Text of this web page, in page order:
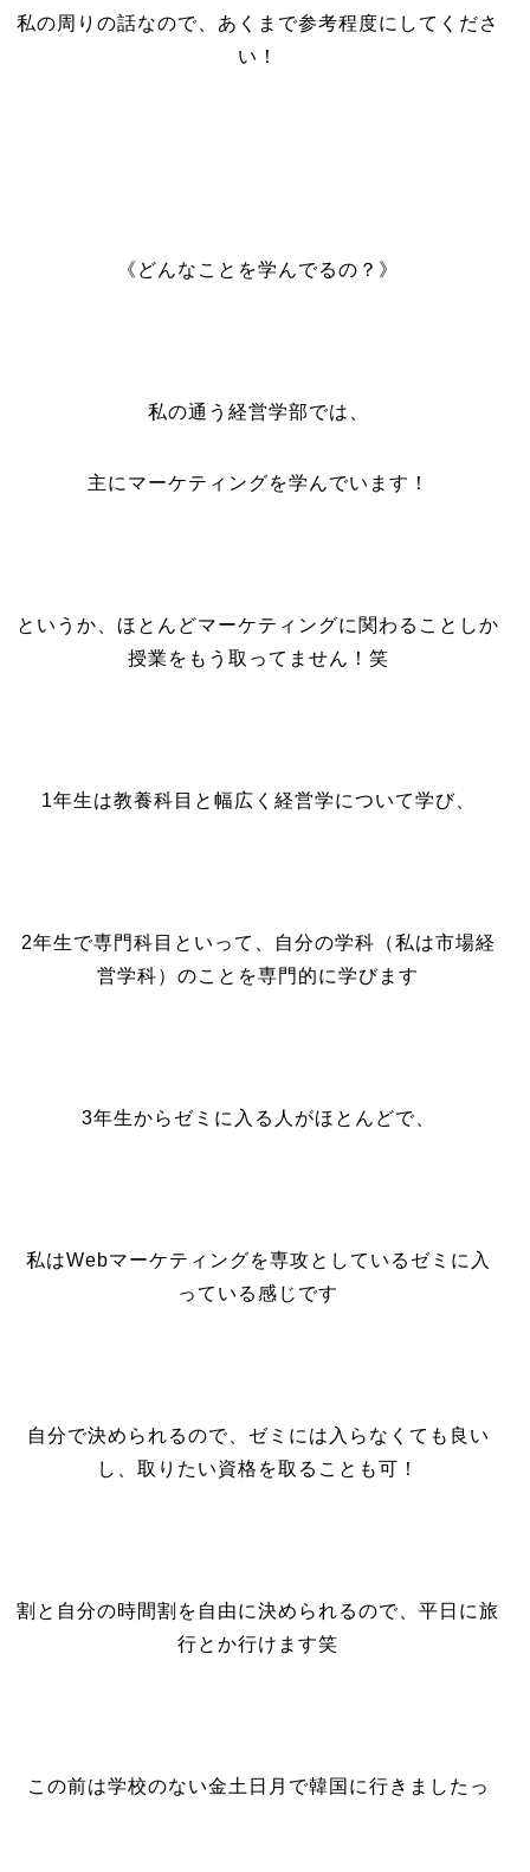
私の周りの話なので、あくまで参考程度にしてくださ
い！
《どんなことを学んでるの？》
私の通う経営学部では、
主にマーケティングを学んでいます！
というか、ほとんどマーケティングに関わることしか
授業をもう取ってません！笑
1年生は教養科目と幅広く経営学について学び、
2年生で専門科目といって、自分の学科（私は市場経
営学科）のことを専門的に学びます
3年生からゼミに入る人がほとんどで、
私はWebマーケティングを専攻としているゼミに入
っている感じです
自分で決められるので、ゼミには入らなくても良い
し、取りたい資格を取ることも可！
割と自分の時間割を自由に決められるので、平日に旅
行とか行けます笑
この前は学校のない金土日月で韓国に行きましたっ